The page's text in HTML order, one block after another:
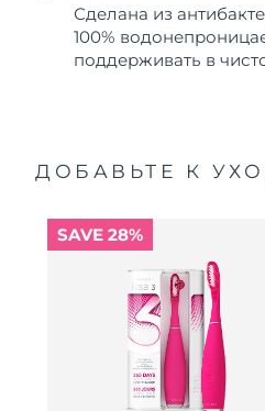
Сделана из
100%
поддерживать в
ДОБАВЬТЕ К
SAVE 28%